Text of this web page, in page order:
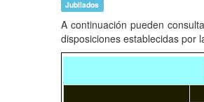
Jubilados
A continuación pueden
disposiciones establecidas por